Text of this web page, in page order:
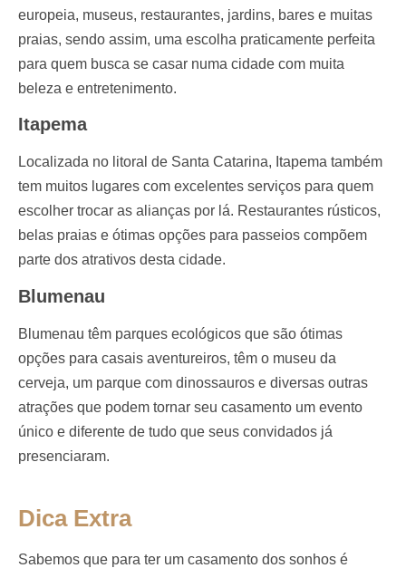
europeia, museus, restaurantes, jardins, bares e muitas
praias, sendo assim, uma escolha praticamente perfeita
para quem busca se casar numa cidade com muita
beleza e entretenimento.
Itapema
Localizada no litoral de Santa Catarina, Itapema também
tem muitos lugares com excelentes serviços para quem
escolher trocar as alianças por lá. Restaurantes rústicos,
belas praias e ótimas opções para passeios compõem
parte dos atrativos desta cidade.
Blumenau
Blumenau têm parques ecológicos que são ótimas
opções para casais aventureiros, têm o museu da
cerveja, um parque com dinossauros e diversas outras
atrações que podem tornar seu casamento um evento
único e diferente de tudo que seus convidados já
presenciaram.
Dica Extra
Sabemos que para ter um casamento dos sonhos é